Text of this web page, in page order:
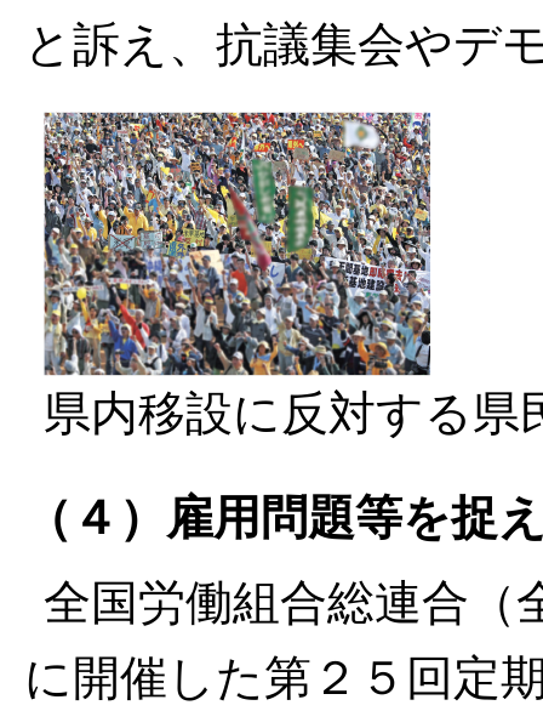
と訴え、抗議集会やデ
県内移設に反対する県
（４）雇用問題等を捉
全国労働組合総連合（
に開催した第２５回定